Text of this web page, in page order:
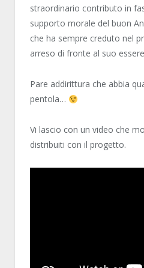
straordinario contributo in
supporto morale del buon
che ha sempre creduto nel
arreso di fronte al suo
Pare addirittura che abbia
pentola…
Vi lascio con un video che
distribuiti con il progetto.